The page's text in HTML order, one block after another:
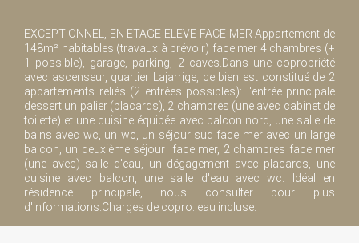
EXCEPTIONNEL, EN ETAGE ELEVE FACE MER Appartement de
148m² habitables (travaux à prévoir) face mer 4 chambres (+
1 possible), garage, parking, 2 caves.Dans une copropriété
avec ascenseur, quartier Lajarrige, ce bien est constitué de 2
appartements reliés (2 entrées possibles): l'entrée principale
dessert un palier (placards), 2 chambres (une avec cabinet de
toilette) et une cuisine équipée avec balcon nord, une salle de
bains avec wc, un wc, un séjour sud face mer avec un large
balcon, un deuxième séjour face mer, 2 chambres face mer
(une avec) salle d'eau, un dégagement avec placards, une
cuisine avec balcon, une salle d'eau avec wc. Idéal en
résidence principale, nous consulter pour plus
d'informations.Charges de copro: eau incluse.